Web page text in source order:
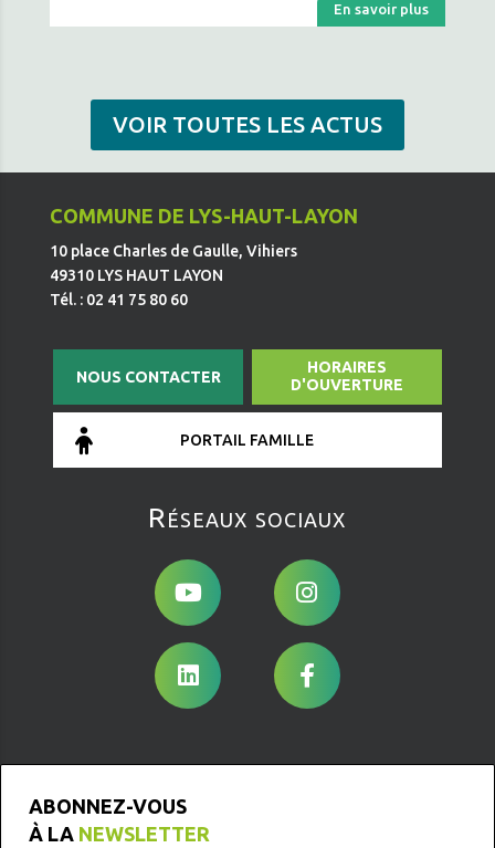
En savoir plus
VOIR TOUTES LES ACTUS
COMMUNE DE LYS-HAUT-LAYON
10 place Charles de Gaulle, Vihiers
49310 LYS HAUT LAYON
Tél. : 02 41 75 80 60
NOUS CONTACTER
HORAIRES
D'OUVERTURE
PORTAIL FAMILLE
Réseaux sociaux
ABONNEZ-VOUS
À LA NEWSLETTER